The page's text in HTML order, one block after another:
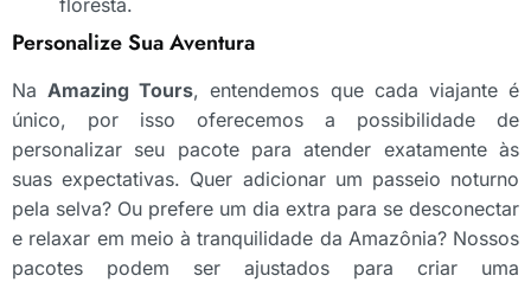
floresta.
Personalize Sua Aventura
NaAmazing Tours, entendemos que cada viajante é
único, por isso oferecemos a possibilidade de
personalizar seu pacote para atender exatamente às
suas expectativas. Quer adicionar um passeio noturno
pela selva? Ou prefere um dia extra para se desconectar
e relaxar em meio à tranquilidade da Amazônia? Nossos
pacotes podem ser ajustados para criar uma